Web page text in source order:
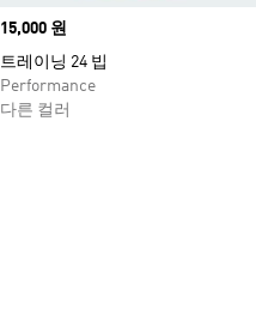
Price
15,000 원
트레이닝 24 빕
Performance
다른 컬러